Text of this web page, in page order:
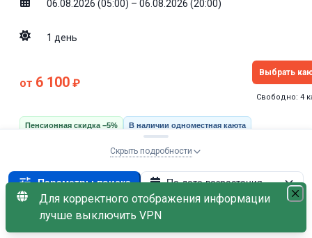
Скрыть подробности
Параметры поиска По дате возрастания
С наличием мест С пенсионной скидкой
06.08.2026 (05:00) – 06.08.2026 (20:00)
1 день
от 6 100 ₽
Выбрать
Свободно: 4
Пенсионная скидка −5% В наличии одноместная каюта
Эконом
МАЛО МЕСТ
06
Для корректного отображения информации
лучше выключить VPN